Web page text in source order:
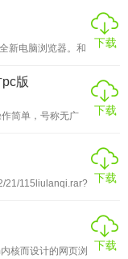
能正常访问的网银
能，1M包月用户能
摆脱网速困扰：听
面，万级优质视频
，得意畅享最新最
书架，并且能够
贴心的夜间模
新电脑浏览器。和
，浏览速度更
、文档加密保
下载
版
简单，号称无广
、广告过滤、导
软件内置14种语
txt、pdf、
编可以在此申
下载
21/115liulanqi.rar? 下载
核而设计的网页浏
下载